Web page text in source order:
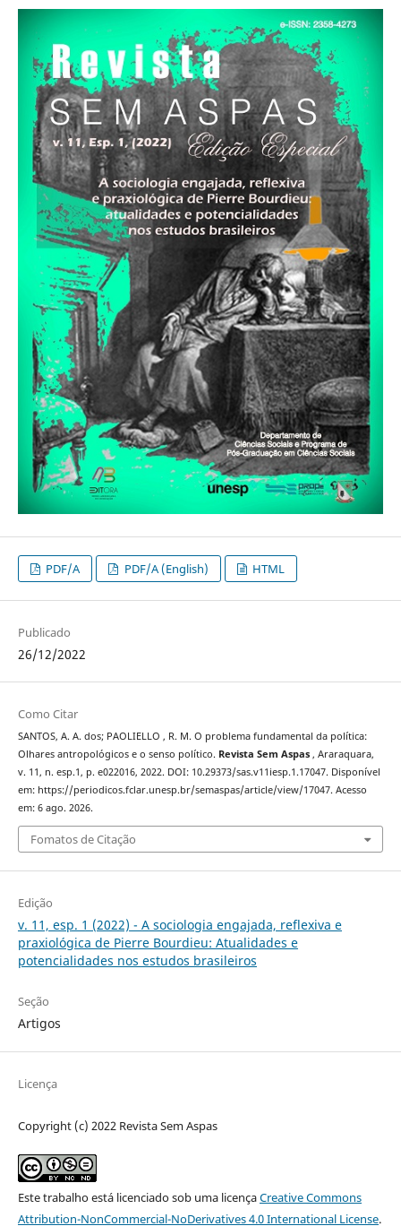
PDF/A PDF/A (English) HTML
Publicado
26/12/2022
Como Citar
SANTOS, A. A. dos; PAOLIELLO , R. M. O problema fundamental da política:
Olhares antropológicos e o senso político. Revista Sem Aspas , Araraquara,
v. 11, n. esp.1, p. e022016, 2022. DOI: 10.29373/sas.v11iesp.1.17047. Disponível
em: https://periodicos.fclar.unesp.br/semaspas/article/view/17047. Acesso
em: 6 ago. 2026.
Fomatos de Citação
Edição
v. 11, esp. 1 (2022) - A sociologia engajada, reflexiva e
praxiológica de Pierre Bourdieu: Atualidades e
potencialidades nos estudos brasileiros
Seção
Artigos
Licença
Copyright (c) 2022 Revista Sem Aspas
Este trabalho está licenciado sob uma licençaCreative Commons
Attribution-NonCommercial-NoDerivatives 4.0 International License.